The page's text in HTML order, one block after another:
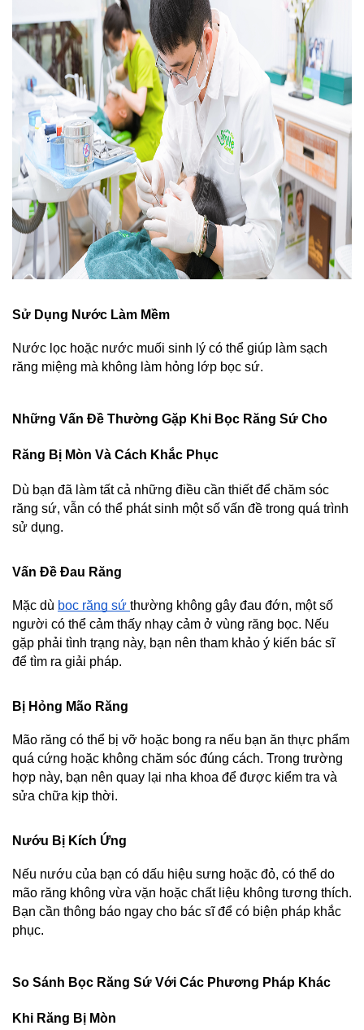
Sử Dụng Nước Làm Mềm
Nước lọc hoặc nước muối sinh lý có thể giúp làm sạch
răng miệng mà không làm hỏng lớp bọc sứ.
Những Vấn Đề Thường Gặp Khi Bọc Răng Sứ Cho
Răng Bị Mòn Và Cách Khắc Phục
Dù bạn đã làm tất cả những điều cần thiết để chăm sóc
răng sứ, vẫn có thể phát sinh một số vấn đề trong quá trình
sử dụng.
Vấn Đề Đau Răng
Mặc dù bọc răng sứ thường không gây đau đớn, một số
người có thể cảm thấy nhạy cảm ở vùng răng bọc. Nếu
gặp phải tình trạng này, bạn nên tham khảo ý kiến bác sĩ
để tìm ra giải pháp.
Bị Hỏng Mão Răng
Mão răng có thể bị vỡ hoặc bong ra nếu bạn ăn thực phẩm
quá cứng hoặc không chăm sóc đúng cách. Trong trường
hợp này, bạn nên quay lại nha khoa để được kiểm tra và
sửa chữa kịp thời.
Nướu Bị Kích Ứng
Nếu nướu của bạn có dấu hiệu sưng hoặc đỏ, có thể do
mão răng không vừa vặn hoặc chất liệu không tương thích.
Bạn cần thông báo ngay cho bác sĩ để có biện pháp khắc
phục.
So Sánh Bọc Răng Sứ Với Các Phương Pháp Khác
Khi Răng Bị Mòn